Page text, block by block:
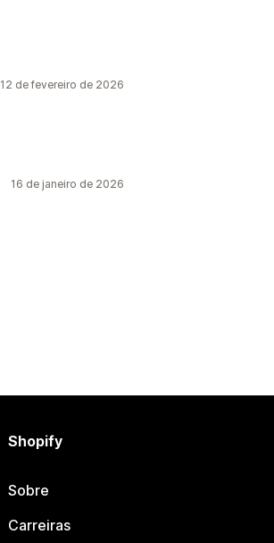
12 de fevereiro de 2026
16 de janeiro de 2026
Shopify
Sobre
Carreiras